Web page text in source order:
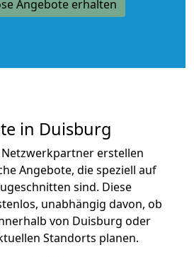
Angebote erhalten
in Duisburg
erstellen
Angebote, die speziell auf
sind. Diese
unabhängig davon, ob
von Duisburg oder
Standorts planen.